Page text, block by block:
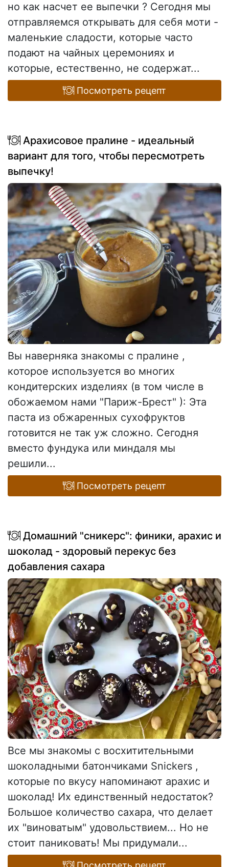
но как насчет ее выпечки ? Сегодня мы
отправляемся открывать для себя моти -
маленькие сладости, которые часто
подают на чайных церемониях и
которые, естественно, не содержат...
Посмотреть рецепт
Арахисовое пралине - идеальный
вариант для того, чтобы пересмотреть
выпечку!
Вы наверняка знакомы с пралине ,
которое используется во многих
кондитерских изделиях (в том числе в
обожаемом нами "Париж-Брест" ): Эта
паста из обжаренных сухофруктов
готовится не так уж сложно. Сегодня
вместо фундука или миндаля мы
решили...
Посмотреть рецепт
Домашний "сникерс": финики, арахис и
шоколад - здоровый перекус без
добавления сахара
Все мы знакомы с восхитительными
шоколадными батончиками Snickers ,
которые по вкусу напоминают арахис и
шоколад! Их единственный недостаток?
Большое количество сахара, что делает
их "виноватым" удовольствием... Но не
стоит паниковать! Мы придумали...